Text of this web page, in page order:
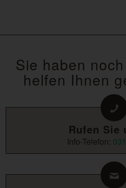
Sie haben
helfen Ihnen
Rufen Sie
Info-Telefon: